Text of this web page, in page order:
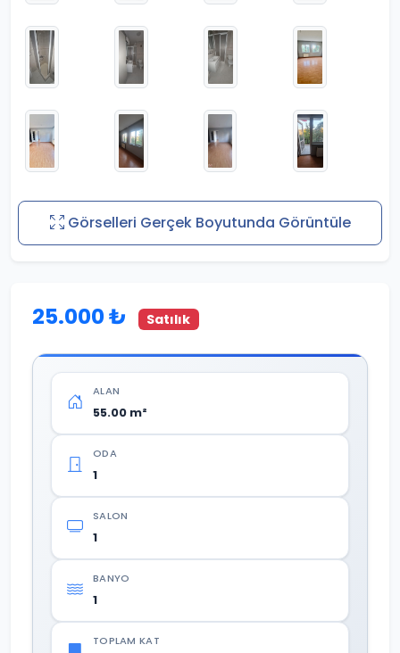
Görselleri Gerçek Boyutunda Görüntüle
25.000 ₺ Satılık
ALAN
55.00 m²
ODA
1
SALON
1
BANYO
1
TOPLAM KAT